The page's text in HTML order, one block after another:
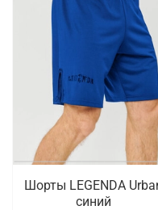
Шорты LEGENDA
синий